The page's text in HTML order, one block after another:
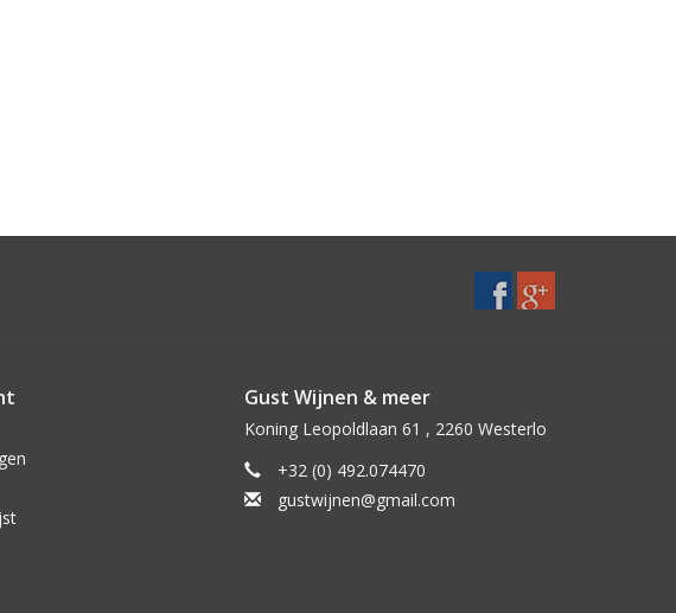
Gust Wijnen & meer
Koning Leopoldlaan 61 , 2260 Westerlo
+32 (0) 492.074470
gustwijnen@gmail.com